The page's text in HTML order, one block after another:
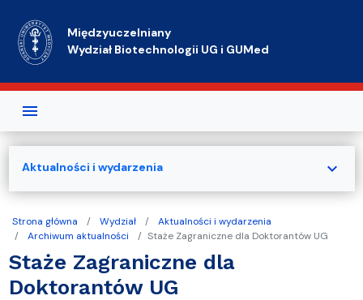
Międzyuczelniany
Wydział Biotechnologii UG i GUMed
Strona główna Wydział
Aktualności i wydarzenia
Archiwum aktualności
Staże Zagraniczne dla Doktorantów UG
Staże Zagraniczne dla
Doktorantów UG
Aktualności i wydarzenia expand_more